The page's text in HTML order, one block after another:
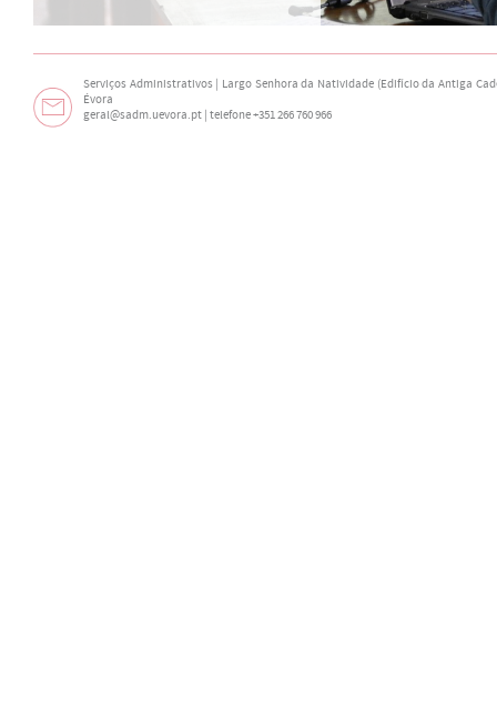
Serviços Administrativos | Largo Senhora da Natividade (Edifício da Antiga
Évora
geral@sadm.uevora.pt | telefone +351 266 760 966